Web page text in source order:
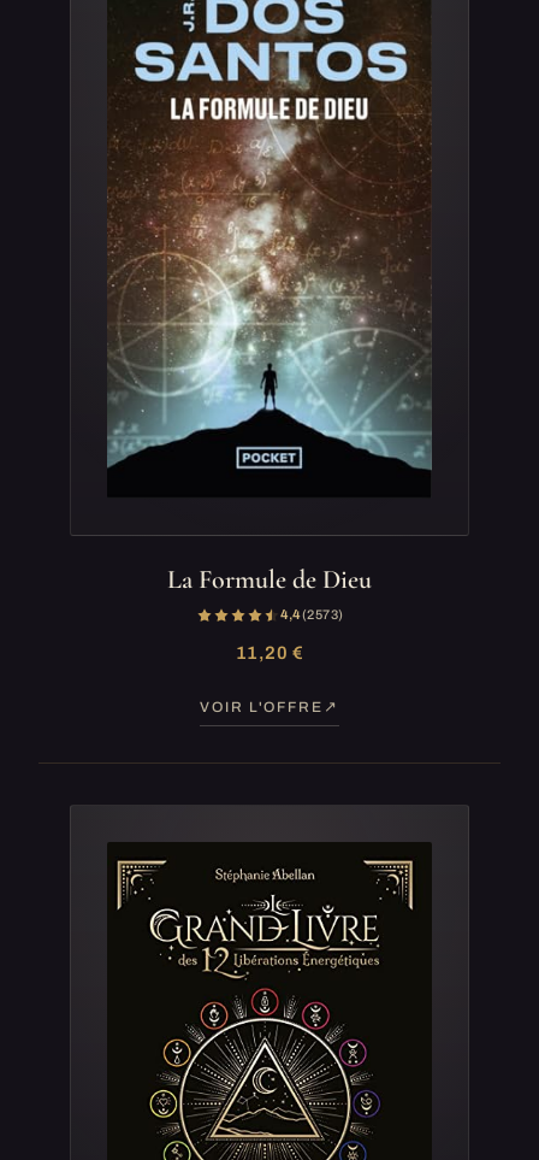
La Formule de Dieu
4,4(2 573)
11,20 €
VOIR L'OFFRE